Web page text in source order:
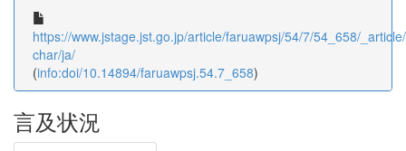
https://www.jstage.jst.go.jp/article/faruawpsj/54/7/54_658/
char/ja/
(info:doi/10.14894/faruawpsj.54.7_658)
言及状況